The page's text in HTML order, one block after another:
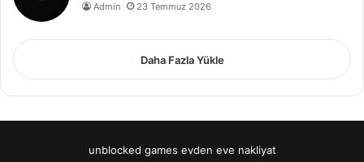
Admin 23 Temmuz 2026
Daha Fazla Yükle
unblocked games evden eve nakliyat